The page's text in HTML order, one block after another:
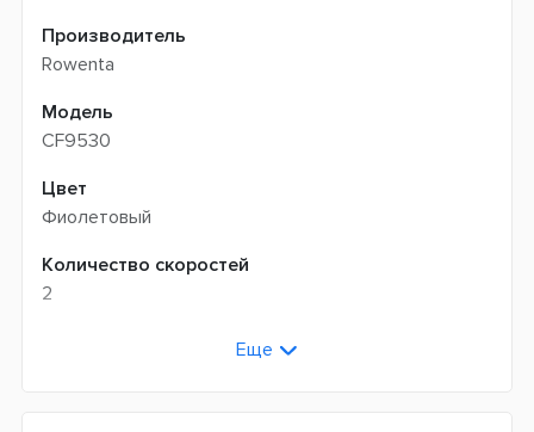
Производитель
Rowenta
Модель
CF9530
Цвет
Фиолетовый
Количество скоростей
2
Количество температурных режимов
Еще